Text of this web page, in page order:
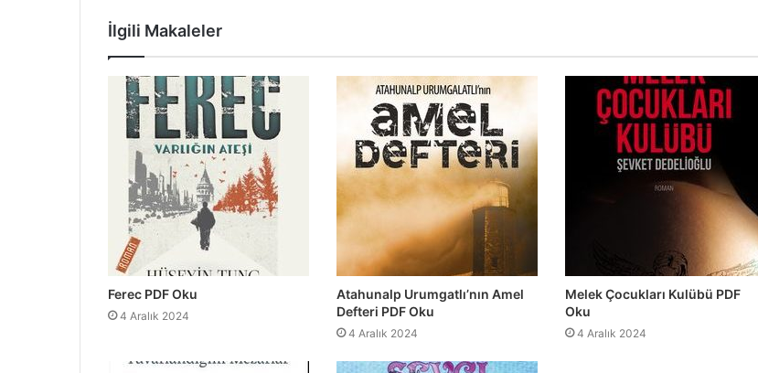
İlgili Makaleler
Ferec PDF Oku
4 Aralık 2024
Atahunalp Urumgatlı’nın Amel
Defteri PDF Oku
4 Aralık 2024
Melek Çocukları Kulübü PDF
Oku
4 Aralık 2024